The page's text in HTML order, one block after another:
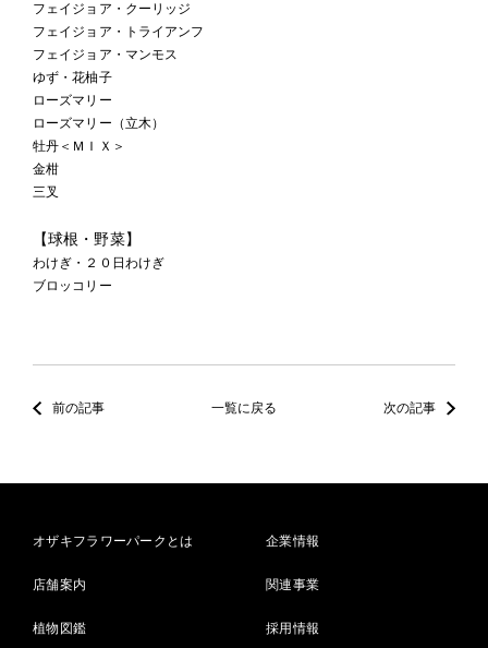
フェイジョア・クーリッジ
フェイジョア・トライアンフ
フェイジョア・マンモス
ゆず・花柚子
ローズマリー
ローズマリー（立木）
牡丹＜ＭＩＸ＞
金柑
三叉
【球根・野菜】
わけぎ・２０日わけぎ
ブロッコリー
前の記事 一覧に戻る 次の記事
オザキフラワーパークとは
店舗案内
植物図鑑
企業情報
関連事業
採用情報